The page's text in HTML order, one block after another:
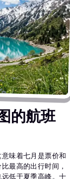
的航班
味着七月是票价和
最高的出行时间，
低于夏季高峰。十